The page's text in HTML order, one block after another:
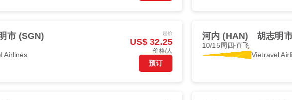
市 (SGN)
Airlines
起价
US$ 32.25
价格/人
预订
河内 (HAN) 胡志明
10/15周四 直飞
Vietravel